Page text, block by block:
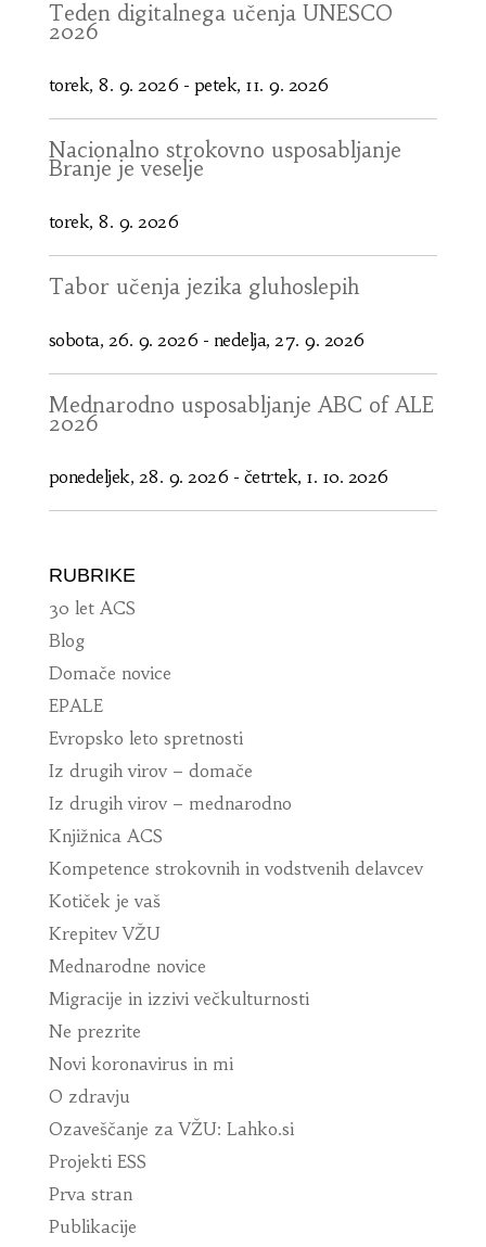
Teden digitalnega učenja UNESCO
2026
torek, 8. 9. 2026 - petek, 11. 9. 2026
Nacionalno strokovno usposabljanje
Branje je veselje
torek, 8. 9. 2026
Tabor učenja jezika gluhoslepih
sobota, 26. 9. 2026 - nedelja, 27. 9. 2026
Mednarodno usposabljanje ABC of ALE
2026
ponedeljek, 28. 9. 2026 - četrtek, 1. 10. 2026
RUBRIKE
30 let ACS
Blog
Domače novice
EPALE
Evropsko leto spretnosti
Iz drugih virov – domače
Iz drugih virov – mednarodno
Knjižnica ACS
Kompetence strokovnih in vodstvenih delavcev
Kotiček je vaš
Krepitev VŽU
Mednarodne novice
Migracije in izzivi večkulturnosti
Ne prezrite
Novi koronavirus in mi
O zdravju
Ozaveščanje za VŽU: Lahko.si
Projekti ESS
Prva stran
Publikacije